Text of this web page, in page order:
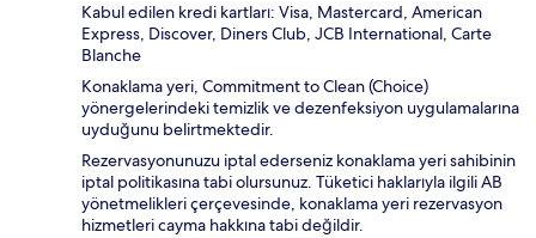
Kabul edilen kredi kartları: Visa, Mastercard, American
Express, Discover, Diners Club, JCB International, Carte
Blanche
Konaklama yeri, Commitment to Clean (Choice)
yönergelerindeki temizlik ve dezenfeksiyon uygulamalarına
uyduğunu belirtmektedir.
Rezervasyonunuzu iptal ederseniz konaklama yeri sahibinin
iptal politikasına tabi olursunuz. Tüketici haklarıyla ilgili AB
yönetmelikleri çerçevesinde, konaklama yeri rezervasyon
hizmetleri cayma hakkına tabi değildir.